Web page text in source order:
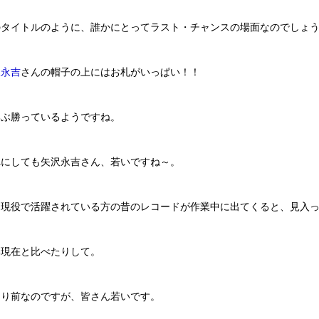
イトルのように、誰かにとってラスト・チャンスの場面なのでしょ
吉さんの帽子の上にはお札がいっぱい！！
勝っているようですね。
しても矢沢永吉さん、若いですね～。
役で活躍されている方の昔のレコードが作業中に出てくると、見入っ
在と比べたりして。
前なのですが、皆さん若いです。